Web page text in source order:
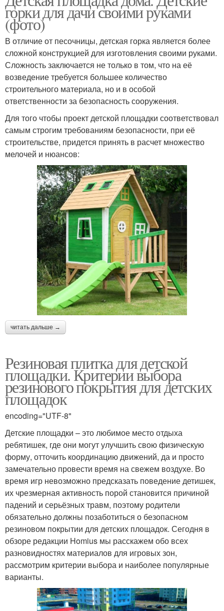
горки для дачи своими руками
(фото)
В отличие от песочницы, детская горка является более
сложной конструкцией для изготовления своими руками.
Сложность заключается не только в том, что на её
возведение требуется большее количество
строительного материала, но и в особой
ответственности за безопасность сооружения.
Для того чтобы проект детской площадки соответствовал
самым строгим требованиям безопасности, при её
строительстве, придется принять в расчет множество
мелочей и нюансов:
читать дальше →
Резиновая плитка для детской
площадки. Критерии выбора
резинового покрытия для детских
площадок
encoding="UTF-8"
Детские площадки – это любимое место отдыха
ребятишек, где они могут улучшить свою физическую
форму, отточить координацию движений, да и просто
замечательно провести время на свежем воздухе. Во
время игр невозможно предсказать поведение детишек,
их чрезмерная активность порой становится причиной
падений и серьёзных травм, поэтому родители
обязательно должны позаботиться о безопасном
резиновом покрытии для детских площадок. Сегодня в
обзоре редакции Homius мы расскажем обо всех
разновидностях материалов для игровых зон,
рассмотрим критерии выбора и наиболее популярные
варианты.